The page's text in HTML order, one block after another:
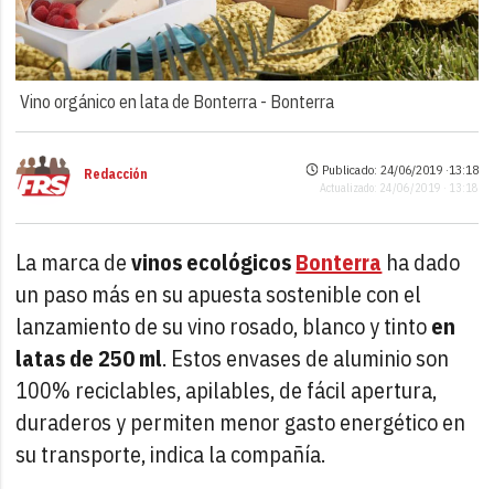
Vino orgánico en lata de Bonterra - Bonterra
Redacción Publicado: 24/06/2019 ·13:18
Actualizado: 24/06/2019 · 13:18
La marca devinos ecológicosBonterra ha dado
un paso más en su apuesta sostenible con el
lanzamiento de su vino rosado, blanco y tintoen
latas de 250 ml. Estos envases de aluminio son
100% reciclables, apilables, de fácil apertura,
duraderos y permiten menor gasto energético en
su transporte, indica la compañía.